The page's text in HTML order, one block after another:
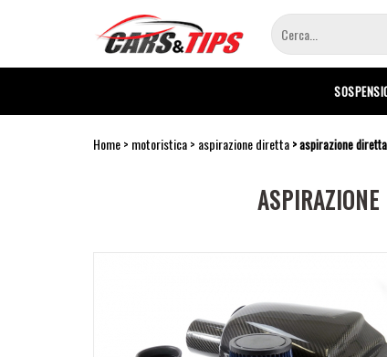
principale
Home motoristica aspirazione diretta aspirazione